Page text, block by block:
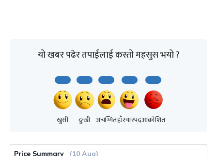
यो खबर पढेर तपाईलाई कस्तो महसुस भयो ?
खुसी दुःखी अचम्मितहाँस्यास्पदआक्रोशित